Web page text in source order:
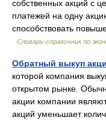
собственных акций с
платежей на одну
способствовать
Словарь-справочник по
Обратный выкуп
которой компания
открытом рынке.
акции компании
акций уменьшает